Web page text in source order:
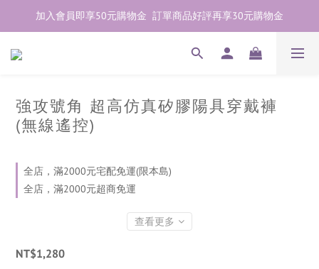
加入會員即享50元購物金  訂單商品好評再享30元購物金
加入會員即享50元購物金  訂單商品好評再享30元購物金
歡迎點右下紫色💬諮詢線上親密顧問
強攻號角 超高仿真矽膠陽具穿戴褲
(無線遙控)
全店，滿2000元宅配免運(限本島)
全店，滿2000元超商免運
查看更多
NT$1,280